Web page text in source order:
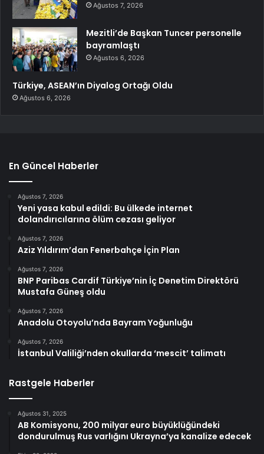
Ağustos 7, 2026
Mezitli’de Başkan Tuncer personelle
bayramlaştı
Ağustos 6, 2026
Türkiye, ASEAN’ın Diyalog Ortağı Oldu
Ağustos 6, 2026
En Güncel Haberler
Ağustos 7, 2026
Yeni yasa kabul edildi: Bu ülkede internet
dolandırıcılarına ölüm cezası geliyor
Ağustos 7, 2026
Aziz Yıldırım’dan Fenerbahçe İçin Plan
Ağustos 7, 2026
BNP Paribas Cardif Türkiye’nin İç Denetim Direktörü
Mustafa Güneş oldu
Ağustos 7, 2026
Anadolu Otoyolu’nda Bayram Yoğunluğu
Ağustos 7, 2026
İstanbul Valiliği’nden okullarda ‘mescit’ talimatı
Rastgele Haberler
Ağustos 31, 2025
AB Komisyonu, 200 milyar euro büyüklüğündeki
dondurulmuş Rus varlığını Ukrayna’ya kanalize edecek